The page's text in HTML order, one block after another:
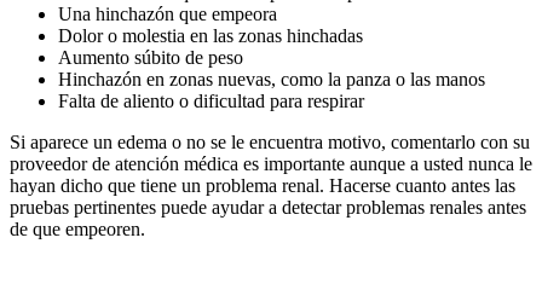
Una hinchazón que empeora
Dolor o molestia en las zonas hinchadas
Aumento súbito de peso
Hinchazón en zonas nuevas, como la panza o las manos
Falta de aliento o dificultad para respirar
Si aparece un edema o no se le encuentra motivo, comentarlo con su
proveedor de atención médica es importante aunque a usted nunca le
hayan dicho que tiene un problema renal. Hacerse cuanto antes las
pruebas pertinentes puede ayudar a detectar problemas renales antes
de que empeoren.